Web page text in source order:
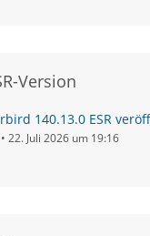
Version
140.13.0 ESR
22. Juli 2026 um 19:16